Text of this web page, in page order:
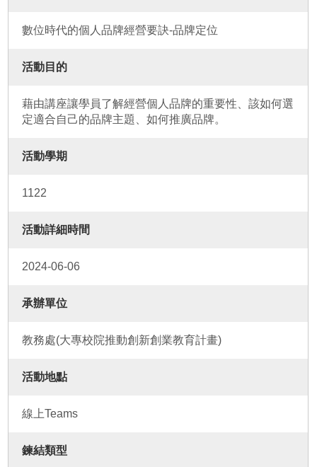
數位時代的個人品牌經營要訣-品牌定位
活動目的
藉由講座讓學員了解經營個人品牌的重要性、該如何選
定適合自己的品牌主題、如何推廣品牌。
活動學期
1122
活動詳細時間
2024-06-06
承辦單位
教務處(大專校院推動創新創業教育計畫)
活動地點
線上Teams
鍊結類型